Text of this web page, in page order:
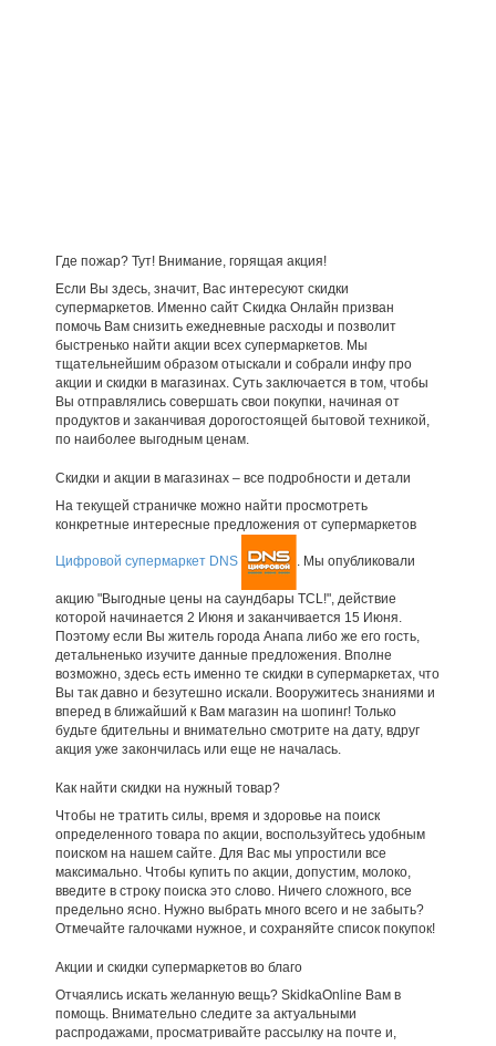
Где пожар? Тут! Внимание, горящая акция!
Если Вы здесь, значит, Вас интересуют скидки
супермаркетов. Именно сайт Скидка Онлайн призван
помочь Вам снизить ежедневные расходы и позволит
быстренько найти акции всех супермаркетов. Мы
тщательнейшим образом отыскали и собрали инфу про
акции и скидки в магазинах. Суть заключается в том, чтобы
Вы отправлялись совершать свои покупки, начиная от
продуктов и заканчивая дорогостоящей бытовой техникой,
по наиболее выгодным ценам.
Скидки и акции в магазинах – все подробности и детали
На текущей страничке можно найти просмотреть
конкретные интересные предложения от супермаркетов
Цифровой супермаркет DNS . Мы опубликовали
акцию "Выгодные цены на саундбары TCL!", действие
которой начинается 2 Июня и заканчивается 15 Июня.
Поэтому если Вы житель города Анапа либо же его гость,
детальненько изучите данные предложения. Вполне
возможно, здесь есть именно те скидки в супермаркетах, что
Вы так давно и безутешно искали. Вооружитесь знаниями и
вперед в ближайший к Вам магазин на шопинг! Только
будьте бдительны и внимательно смотрите на дату, вдруг
акция уже закончилась или еще не началась.
Как найти скидки на нужный товар?
Чтобы не тратить силы, время и здоровье на поиск
определенного товара по акции, воспользуйтесь удобным
поиском на нашем сайте. Для Вас мы упростили все
максимально. Чтобы купить по акции, допустим, молоко,
введите в строку поиска это слово. Ничего сложного, все
предельно ясно. Нужно выбрать много всего и не забыть?
Отмечайте галочками нужное, и сохраняйте список покупок!
Акции и скидки супермаркетов во благо
Отчаялись искать желанную вещь? SkidkaOnline Вам в
помощь. Внимательно следите за актуальными
распродажами, просматривайте рассылку на почте и,